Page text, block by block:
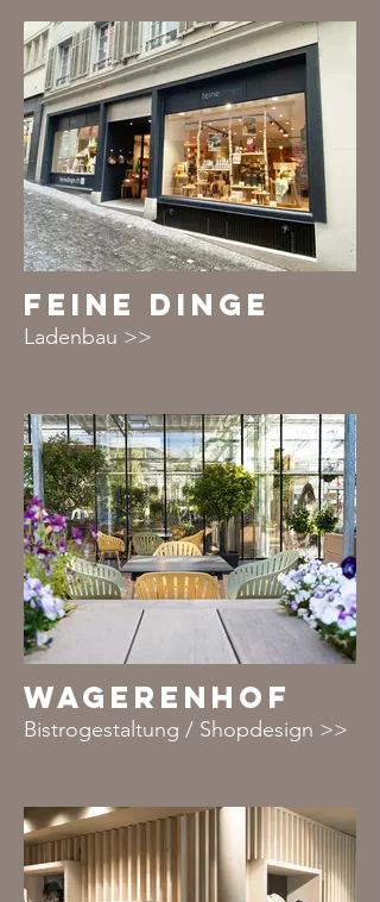
FEINE DINGE
Ladenbau >>
WAGERENHOF
Bistrogestaltung / Shopdesign >>